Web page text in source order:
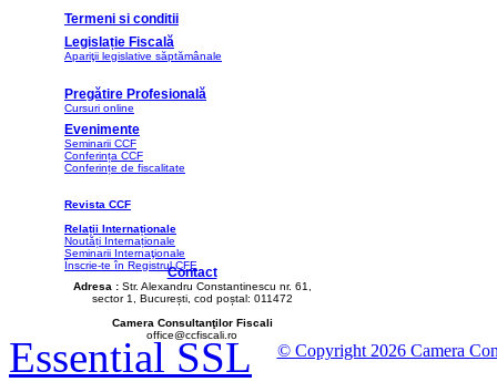
Termeni si conditii
Legislație Fiscală
Apariţii legislative săptămânale
Pregătire Profesională
Cursuri online
Evenimente
Seminarii CCF
Conferința CCF
Conferințe de fiscalitate
Revista CCF
Relații Internaționale
Noutăți Internaționale
Seminarii Internaţionale
Înscrie-te în Registrul CFE
Contact
Adresa : Str. Alexandru Constantinescu nr. 61,
sector 1, București, cod poștal: 011472
Camera Consultanţilor Fiscali
office@ccfiscali.ro
© Copyright 2026 Camera
Essential SSL